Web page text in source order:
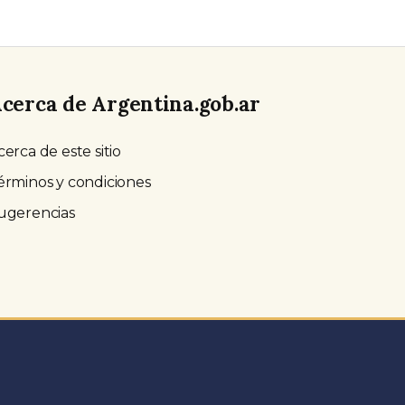
de Argentina.gob.ar
de este sitio
y condiciones